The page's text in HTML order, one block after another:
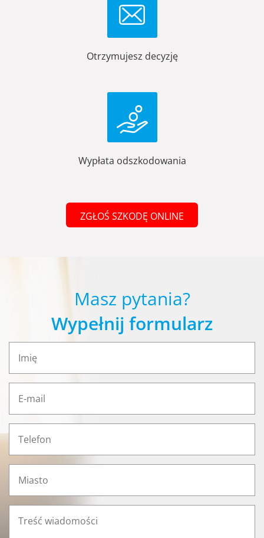
Otrzymujesz decyzję
Wypłata odszkodowania
ZGŁOŚ SZKODĘ ONLINE
Masz pytania?
Wypełnij formularz